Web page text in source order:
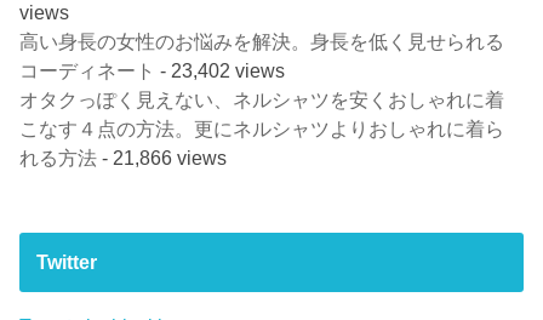
views
高い身長の女性のお悩みを解決。身長を低く見せられる
コーディネート - 23,402 views
オタクっぽく見えない、ネルシャツを安くおしゃれに着
こなす４点の方法。更にネルシャツよりおしゃれに着ら
れる方法 - 21,866 views
Twitter